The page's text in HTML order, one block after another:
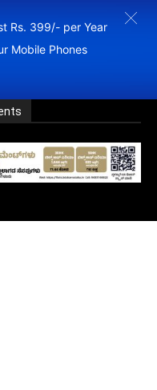
Rs. 399/- per Year
Mobile Phones